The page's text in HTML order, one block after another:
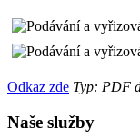
Odkaz zde Typ: PDF
Naše služby